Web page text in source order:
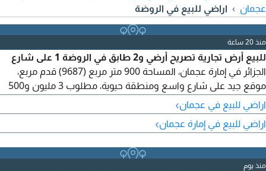
عجمان
اراضي للبيع في الروضة
منذ 20 ساعة
للبيع أرض تجارية تصريح أرضي و2 طابق في الروضة 1 على شارع
الجزائر في إمارة عجمان، المساحة 900 متر مربع (9687) قدم مربع،
موقع جيد على شارع واسع ومنطقة حيوية، مطلوب 3 مليون و500
ألف للتواصل
اراضي للبيع في عجمان›
اراضي للبيع في إمارة عجمان›
منذ يوم